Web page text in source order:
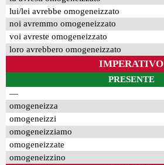
lui/lei avrebbe omogeneizzato
noi avremmo omogeneizzato
voi avreste omogeneizzato
loro avrebbero omogeneizzato
IMPERATIVO
PRESENTE
—
omogeneizza
omogeneizzi
omogeneizziamo
omogeneizzate
omogeneizzino